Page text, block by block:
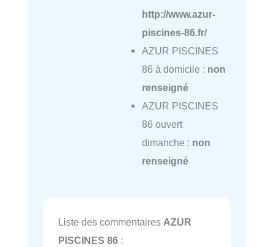
http://www.azur-
piscines-86.fr/
AZUR PISCINES
86 à domicile : non
renseigné
AZUR PISCINES
86 ouvert
dimanche : non
renseigné
Liste des commentaires AZUR
PISCINES 86 :